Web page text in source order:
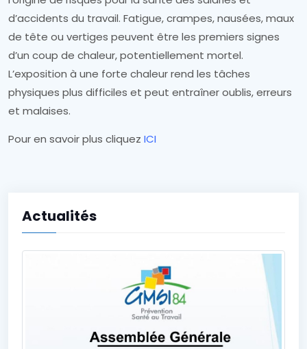
d’accidents du travail. Fatigue, crampes, nausées, maux
de tête ou vertiges peuvent être les premiers signes
d’un coup de chaleur, potentiellement mortel.
L’exposition à une forte chaleur rend les tâches
physiques plus difficiles et peut entraîner oublis, erreurs
et malaises.
Pour en savoir plus cliquez ICI
Actualités